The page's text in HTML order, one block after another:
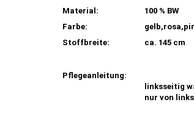
Material:
100 % BW
Farbe:
Stoffbreite:
ca. 145 cm
Pflegeanleitung:
linksseitig
nur von